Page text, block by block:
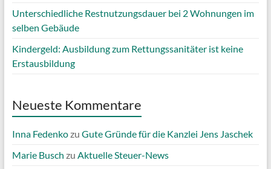
Unterschiedliche Restnutzungsdauer bei 2 Wohnungen im
selben Gebäude
Kindergeld: Ausbildung zum Rettungssanitäter ist keine
Erstausbildung
Neueste Kommentare
Inna Fedenkozu Gute Gründe für die Kanzlei Jens Jaschek
Marie Busch zu Aktuelle Steuer-News